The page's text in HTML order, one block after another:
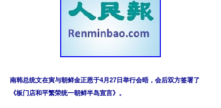
南韩总统文在寅与朝鲜金正恩于4月27日举行会晤，会后双方签署了
《板门店和平繁荣统一朝鲜半岛宣言》。